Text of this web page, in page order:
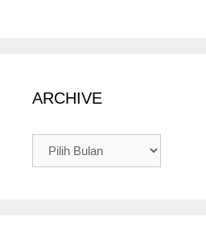
ARCHIVE
ARCHIVE